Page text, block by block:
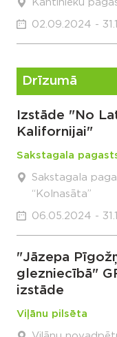
Kantinieku
02.09.2024 -
Drīzumā
Izstāde "No
Kalifornijai"
Sakstagala
Sakstagala
“Kolnasāta”
06.05.2024 -
"Jāzepa
glezniecībā"
izstāde
Viļānu pilsēta